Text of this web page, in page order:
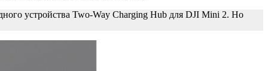
устройства Two-Way Charging Hub для DJI Mini 2. Но